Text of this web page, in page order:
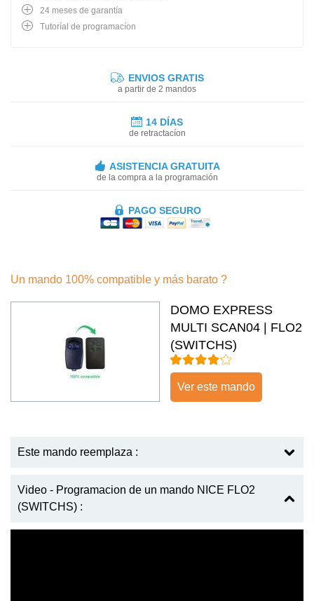
24 meses de garantía
Tutoríal de programacíon
ENVIOS GRATIS
a partir de 2 mandos
14 DÍAS
de retractacíon
ASISTENCIA GRATUITA
de la compra a la programación
PAGO SEGURO
Un mando 100% compatible y más barato ?
DOMO EXPRESS
MULTI SCAN04 | FLO2
(SWITCHS)
Ver este mando
Este mando reemplaza :
Video - Programacion de un mando NICE FLO2
(SWITCHS) :